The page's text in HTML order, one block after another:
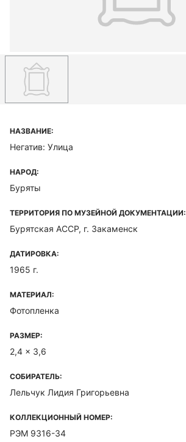
НАЗВАНИЕ:
Негатив: Улица
НАРОД:
Буряты
ТЕРРИТОРИЯ ПО МУЗЕЙНОЙ ДОКУМЕНТАЦИИ:
Бурятская ACCP, г. Закаменск
ДАТИРОВКА:
1965 г.
МАТЕРИАЛ:
Фотопленка
РАЗМЕР:
2,4 x 3,6
СОБИРАТЕЛЬ:
Лельчук Лидия Григорьевна
КОЛЛЕКЦИОННЫЙ НОМЕР:
РЭМ 9316-34